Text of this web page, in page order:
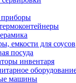
емкости для соусов
посуда
инвентаря
машины